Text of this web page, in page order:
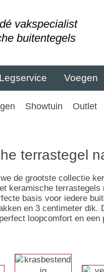
vakspecialist
buitentegels
Legservice Voegen
Showtuin Outlet
terrastegel
de grootste collectie
keramische
basis voor iedere
en 3 centimeter dik.
loopcomfort en